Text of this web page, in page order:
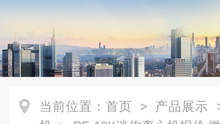
当前位置： 首页 > 产品展示